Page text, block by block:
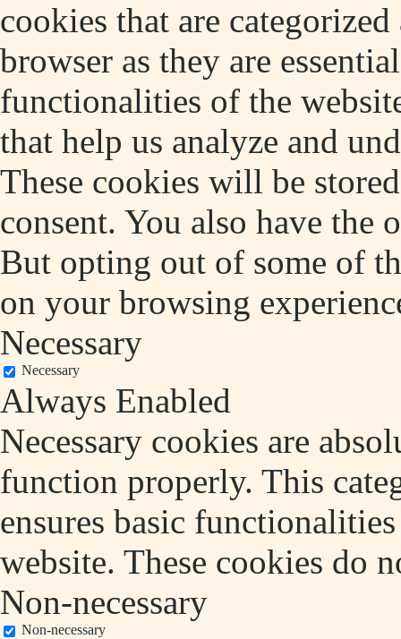
cookies that are
browser as they are
functionalities of the
that help us analyze and
These cookies will be
consent. You also have the
But opting out of some of
on your browsing
Necessary
Necessary
Always Enabled
Necessary cookies are
function properly. This
ensures basic
website. These cookies do
Non-necessary
Non-necessary